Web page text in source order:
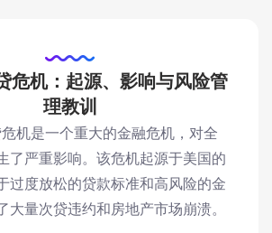
危机：起源、影响与风险管
理教训
机是一个重大的金融危机，对全
了严重影响。该危机起源于美国的
过度放松的贷款标准和高风险的金
大量次贷违约和房地产市场崩溃。